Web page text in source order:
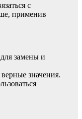
с
применив
замены и
значения.